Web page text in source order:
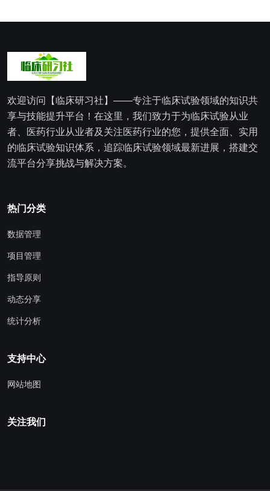
欢迎访问【临床研习社】——专注于临床试验领域的知识共
享与技能提升平台！在这里，我们致力于为临床试验从业
者、医药行业从业者及关注医药行业的您，提供全面、实用
的临床试验知识体系，追踪临床试验领域最新进展，搭建交
流平台分享挑战与解决方案。
热门分类
数据管理
项目管理
指导原则
动态分享
统计分析
支持中心
网站地图
关注我们